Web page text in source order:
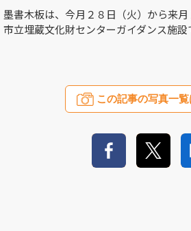
墨書木板は、今月２８日（火）から来
市立埋蔵文化財センターガイダンス施設
この記事の写真一